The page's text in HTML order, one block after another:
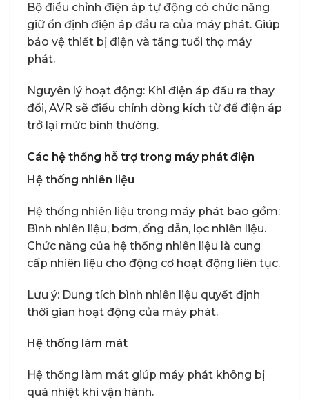
Bộ điều chỉnh điện áp tự động có chức năng
giữ ổn định điện áp đầu ra của máy phát. Giúp
bảo vệ thiết bị điện và tăng tuổi thọ máy
phát.
Nguyên lý hoạt động: Khi điện áp đầu ra thay
đổi, AVR sẽ điều chỉnh dòng kích từ để điện áp
trở lại mức bình thường.
Các hệ thống hỗ trợ trong máy phát điện
Hệ thống nhiên liệu
Hệ thống nhiên liệu trong máy phát bao gồm:
Bình nhiên liệu, bơm, ống dẫn, lọc nhiên liệu.
Chức năng của hệ thống nhiên liệu là cung
cấp nhiên liệu cho động cơ hoạt động liên tục.
Lưu ý: Dung tích bình nhiên liệu quyết định
thời gian hoạt động của máy phát.
Hệ thống làm mát
Hệ thống làm mát giúp máy phát không bị
quá nhiệt khi vận hành.